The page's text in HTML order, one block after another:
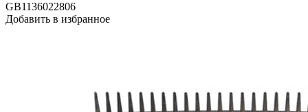
GB1136022806
Добавить в избранное